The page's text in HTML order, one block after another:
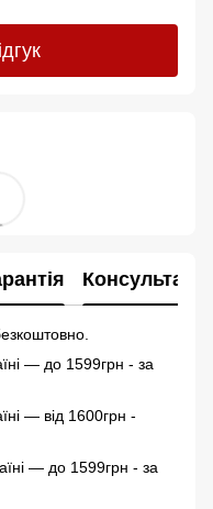
Консультація
— до 1599грн - за
— від 1600грн -
— до 1599грн - за